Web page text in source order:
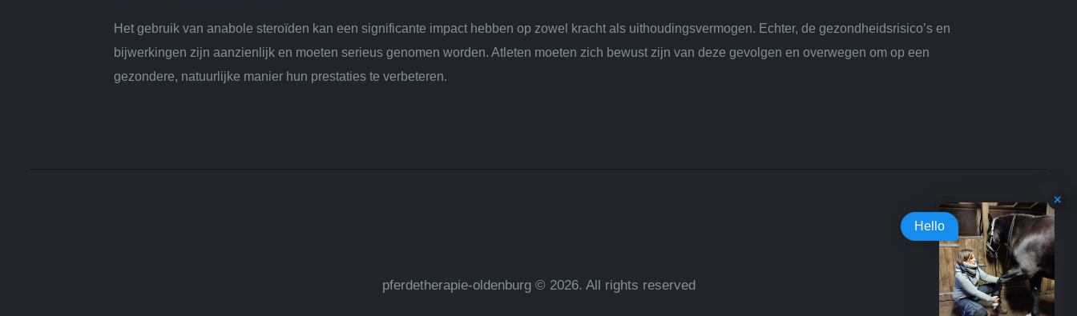
Het gebruik van anabole steroïden kan een significante impact hebben op zowel kracht als uithoudingsvermogen. Echter, de gezondheidsrisico’s en
bijwerkingen zijn aanzienlijk en moeten serieus genomen worden. Atleten moeten zich bewust zijn van deze gevolgen en overwegen om op een
gezondere, natuurlijke manier hun prestaties te verbeteren.
pferdetherapie-oldenburg © 2026. All rights reserved
Hello